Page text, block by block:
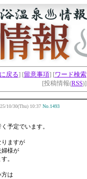
戻る] [留意事項] [ワード検索
[投稿情報(RSS
10/30(Thu) 10:37 No.1493
予定でいます。
りますが
婦様が
。
は